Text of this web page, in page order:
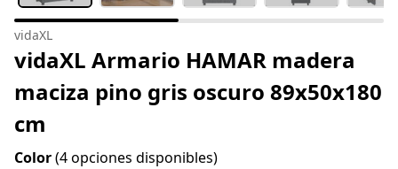
vidaXL
vidaXL Armario HAMAR madera
maciza pino gris oscuro 89x50x180
cm
Color(4 opciones disponibles)